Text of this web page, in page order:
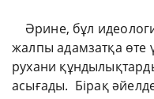
Әрине, бұл
жалпы адамзатқа өте
рухани
асығады. Бірақ